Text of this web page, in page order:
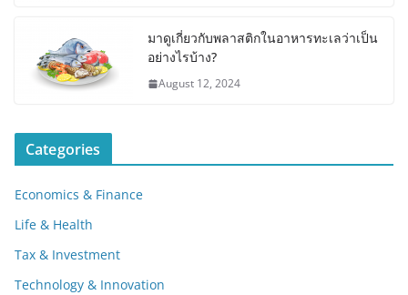
มาดูเกี่ยวกับพลาสติกในอาหารทะเลว่าเป็น
อย่างไรบ้าง?
August 12, 2024
Categories
Economics & Finance
Life & Health
Tax & Investment
Technology & Innovation